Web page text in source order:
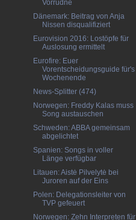
Vorrudne
Dänemark: Beitrag von Anja
Nissen disqualifiziert
Eurovision 2016: Lostöpfe für
Auslosung ermittelt
Eurofire: Euer
Vorentscheidungsguide für's
Wochenende
News-Splitter (474)
Norwegen: Freddy Kalas muss
Song austauschen
Schweden: ABBA gemeinsam
abgelichtet
Spanien: Songs in voller
Länge verfügbar
Litauen: Aistė Pilvelytė bei
Juroren auf der Eins
Polen: Delegationsleiter von
TVP gefeuert
Norwegen: Zehn Interpreten für